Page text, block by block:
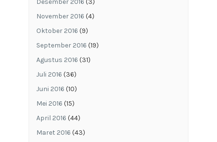
November 2016 (4)
Oktober 2016 (9)
September 2016 (19)
Agustus 2016 (31)
Juli 2016 (36)
Juni 2016 (10)
Mei 2016 (15)
April 2016 (44)
Maret 2016 (43)